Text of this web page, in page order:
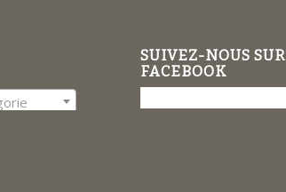
SUIVEZ-NOUS SUR
FACEBOOK